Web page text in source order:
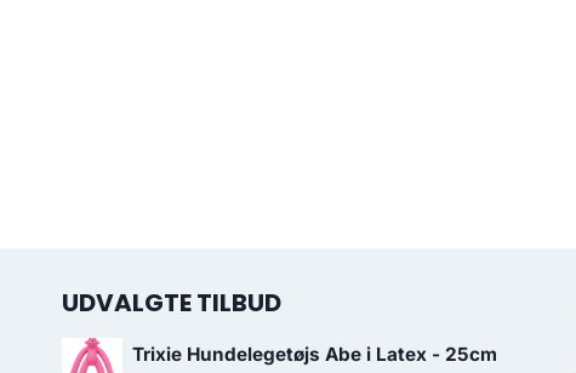
UDVALGTE TILBUD
Trixie Hundelegetøjs Abe i Latex - 25cm